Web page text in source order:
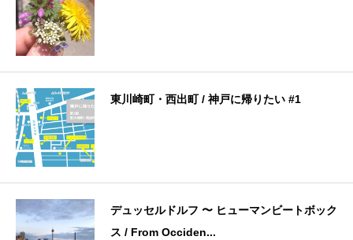
東川崎町・西出町 / 神戸に帰りたい #1
デュッセルドルフ 〜 ヒューマンビートボック
ス / From Occiden...